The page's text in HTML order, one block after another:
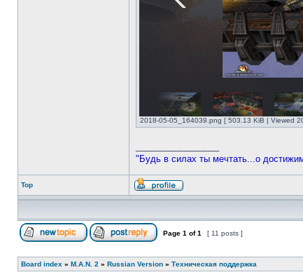
2018-05-05_164039.png [ 503.13 KiB | Viewed
"Будь в силах ты мечтать...о
Top
Page 1 of1 [ 11 posts ]
Board index » M.A.N. 2 » Russian Version » Техническая поддержка